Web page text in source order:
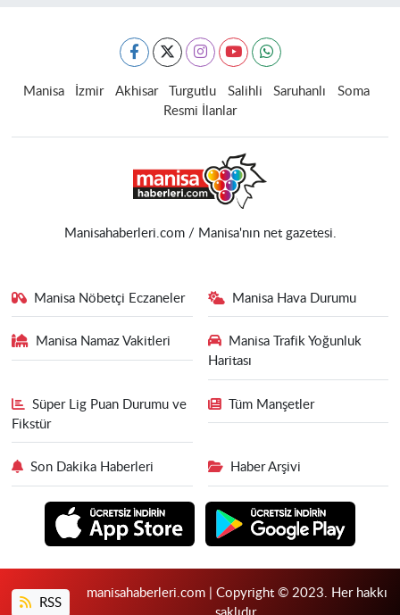
Manisa İzmir Akhisar Turgutlu Salihli Saruhanlı
Soma
Resmi İlanlar
Manisahaberleri.com / Manisa'nın net gazetesi.
Manisa Nöbetçi Eczaneler Manisa Hava Durumu
Manisa Namaz Vakitleri
Manisa Trafik Yoğunluk
Haritası
Süper Lig Puan Durumu ve
Fikstür
Tüm Manşetler
Son Dakika Haberleri Haber Arşivi
RSS
manisahaberleri.com | Copyright © 2023. Her hakkı